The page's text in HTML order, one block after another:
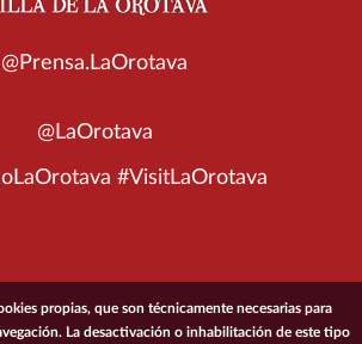
@Prensa.LaOrotava
@LaOrotava
#VisitLaOrotava
de la Villa de La Orotava
propias, que son técnicamente necesarias para
La desactivación o inhabilitación de este tipo